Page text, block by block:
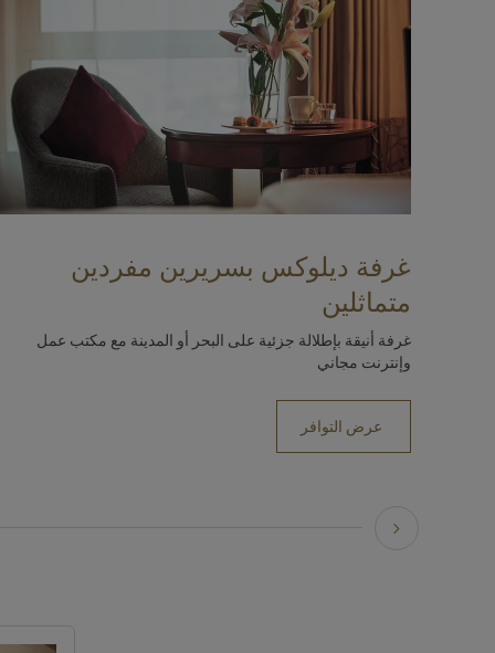
غرفة ديلوكس بسريرين مفردين
متماثلين
غرفة أنيقة بإطلالة جزئية على البحر أو المدينة مع مكتب عمل
وإنترنت مجاني
عرض التوافر